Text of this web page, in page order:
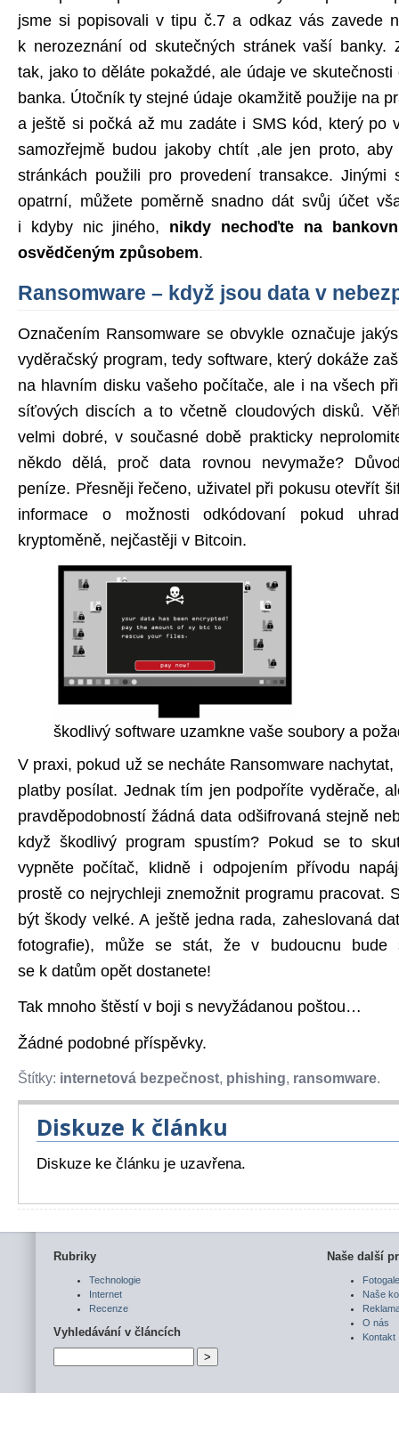
jsme si popisovali v tipu č.7 a odkaz vás zavede
k nerozeznání od skutečných stránek vaší banky.
tak, jako to děláte pokaždé, ale údaje ve
banka. Útočník ty stejné údaje okamžitě použije na
a ještě si počká až mu zadáte i SMS kód, který po
samozřejmě budou jakoby chtít ,ale jen proto,
stránkách použili pro provedení transakce. Jinými
opatrní, můžete poměrně snadno dát svůj účet
i kdyby nic jiného, nikdy nechoďte na
osvědčeným způsobem.
Ransomware – když jsou data v
Označením Ransomware se obvykle označuje
vyděračský program, tedy software, který dokáže
na hlavním disku vašeho počítače, ale i na všech
síťových discích a to včetně cloudových disků.
velmi dobré, v současné době prakticky
někdo dělá, proč data rovnou nevymaže?
peníze. Přesněji řečeno, uživatel při pokusu otevřít
informace o možnosti odkódovaní pokud
kryptoměně, nejčastěji v Bitcoin.
škodlivý software uzamkne vaše soubory a
V praxi, pokud už se necháte Ransomware
platby posílat. Jednak tím jen podpoříte vyděrače,
pravděpodobností žádná data odšifrovaná stejně
když škodlivý program spustím? Pokud se to
vypněte počítač, klidně i odpojením přívodu
prostě co nejrychleji znemožnit programu pracovat.
být škody velké. A ještě jedna rada, zaheslovaná
fotografie), může se stát, že v budoucnu bude
se k datům opět dostanete!
Tak mnoho štěstí v boji s nevyžádanou poštou…
Žádné podobné příspěvky.
Štítky: internetová bezpečnost, phishing, ransomware.
Diskuze k článku
Diskuze ke článku je uzavřena.
Rubriky
Technologie
Internet
Recenze
Vyhledávání v článcích
Naše další
Naše
O nás
Kontakt